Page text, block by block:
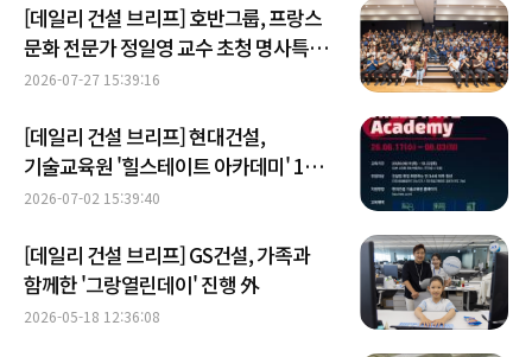
[데일리 건설 브리프] 호반그룹, 프랑스
문화 전문가 정일영 교수 초청 명사특강
개최 外
2026-07-27 15:39:16
[데일리 건설 브리프] 현대건설,
기술교육원 '힐스테이트 아카데미' 1기
모집 外
2026-07-02 15:39:40
[데일리 건설 브리프] GS건설, 가족과
함께한 '그랑열린데이' 진행 外
2026-05-18 12:36:08